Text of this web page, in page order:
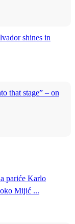
shines in
that stage” – on
pariće Karlo
Mijić ...